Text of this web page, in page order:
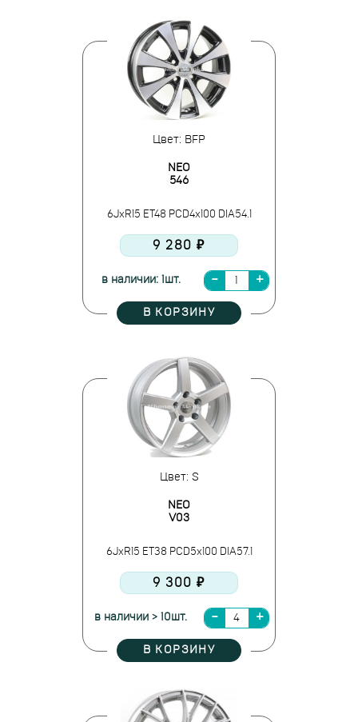
Цвет: BFP
NEO
546
6JxR15 ET48 PCD4x100 DIA54.1
9 280 ₽
в наличии: 1шт.
В КОРЗИНУ
Цвет: S
NEO
V03
6JxR15 ET38 PCD5x100 DIA57.1
9 300 ₽
в наличии > 10шт.
В КОРЗИНУ